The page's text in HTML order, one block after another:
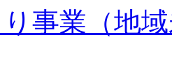
事業（地